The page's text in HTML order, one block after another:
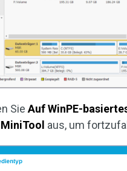
SieAuf WinPE-
aus, um